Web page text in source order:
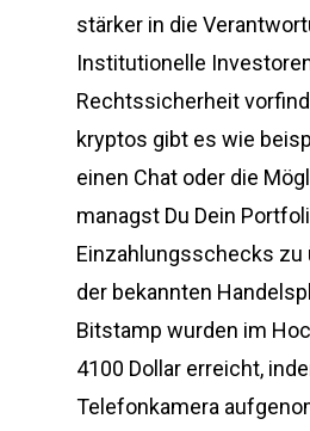
stärker in die
Institutionelle
Rechtssicherheit
kryptos gibt es wie
einen Chat oder die
managst Du Dein
Einzahlungsschecks zu
der bekannten
Bitstamp wurden im
4100 Dollar erreicht,
Telefonkamera